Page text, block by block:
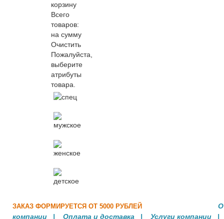
корзину
Всего
товаров:
на сумму
Очистить
Пожалуйста,
выберите
атрибуты
товара.
ЗАКАЗ ФОРМИРУЕТСЯ ОТ 5000 РУБЛЕЙ
О
компании |Оплата и доставка |Услуги компании